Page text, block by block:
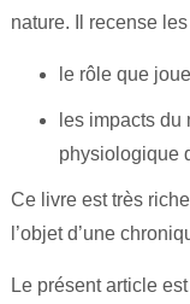
nature. Il recense
le rôle que
les impacts
physiologique
Ce livre est très
l’objet d’une
Le présent article